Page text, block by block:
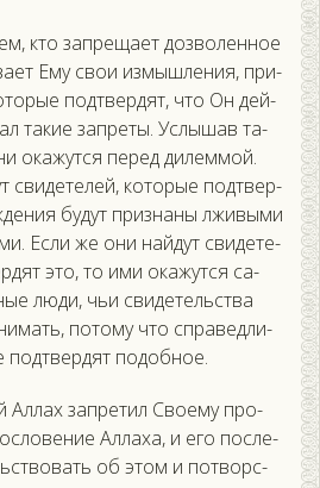
кто зап­ре­ща­ет доз­во­лен­ное
Ему свои из­мышле­ния, при­
под­твер­дят, что Он дей­
та­кие зап­ре­ты. Ус­лы­шав та­
ока­жут­ся пе­ред ди­лем­мой.
сви­дете­лей, ко­торые под­твер­
бу­дут приз­на­ны лжи­выми
Ес­ли же они най­дут сви­дете­
это, то ими ока­жут­ся са­
лю­ди, чьи сви­детель­ства
по­тому что спра­вед­ли­
под­твер­дят по­доб­ное.
зап­ре­тил Сво­ему про­
Ал­ла­ха, и его пос­ле­
об этом и пот­ворс­